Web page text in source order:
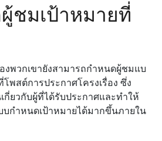
ชมเป้าหมายที่
พวกเขายังสามารถกําหนดผู้ชมแบ
พสต์การประกาศโครงเรื่อง ซึ่ง
ยวกับผู้ที่ได้รับประกาศและทําให้
กําหนดเป้าหมายได้มากขึ้นภายใน